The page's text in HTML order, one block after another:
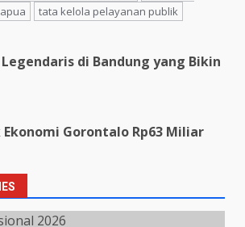
tata kelola pelayanan publik
di Bandung yang Bikin
Ekonomi Gorontalo Rp63 Miliar